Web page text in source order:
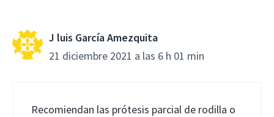
J luis García Amezquita
21 diciembre 2021 a las 6 h 01 min
Recomiendan las prótesis parcial de rodilla o